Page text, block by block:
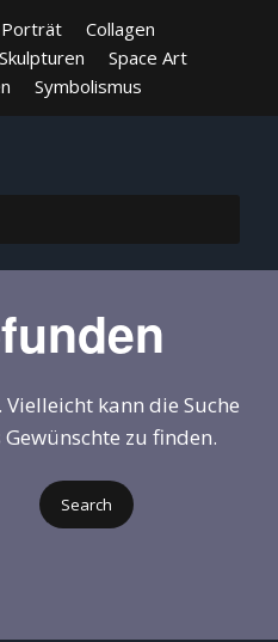
Collagen
Skulpturen
Space Art
Symbolismus
kann die Suche
zu finden.